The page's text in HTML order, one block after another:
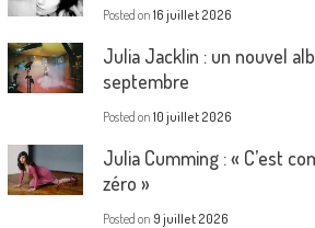
Posted on 16 juillet 2026
Julia Jacklin : un nouvel
septembre
Posted on 10 juillet 2026
Julia Cumming : « C’est
zéro »
Posted on 9 juillet 2026